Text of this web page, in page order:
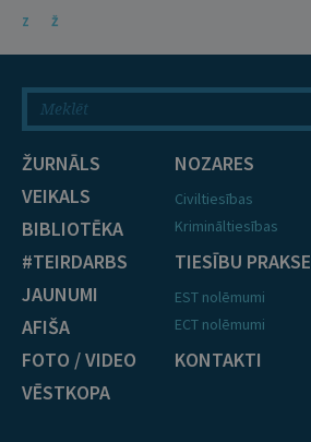
Z
Ž
ŽURNĀLS
VEIKALS
BIBLIOTĒKA
#TEIRDARBS
JAUNUMI
AFIŠA
FOTO / VIDEO
VĒSTKOPA
NOZARES
Civiltiesības
Krimināltiesības
TIESĪBU PRAKSE
EST nolēmumi
ECT nolēmumi
KONTAKTI